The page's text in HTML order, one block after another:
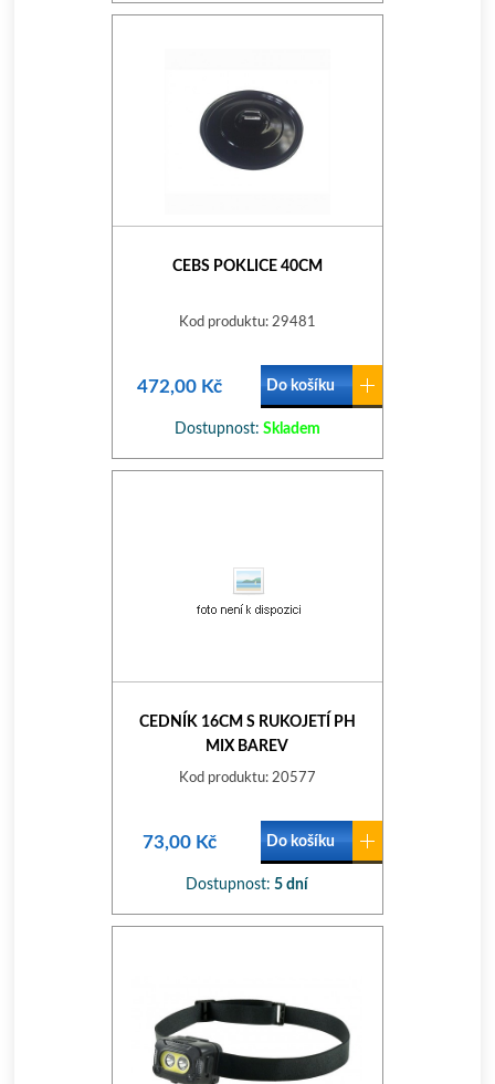
CEBS POKLICE 40CM
Kod produktu: 29481
472,00 Kč Do košíku
Dostupnost: Skladem
CEDNÍK 16CM S RUKOJETÍ PH
MIX BAREV
Kod produktu: 20577
73,00 Kč Do košíku
Dostupnost: 5 dní